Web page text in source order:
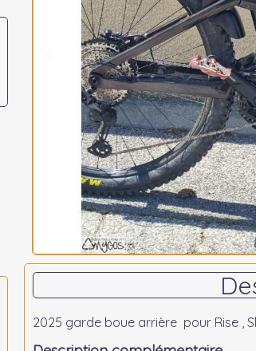
2025 garde boue arrière pour Rise ,